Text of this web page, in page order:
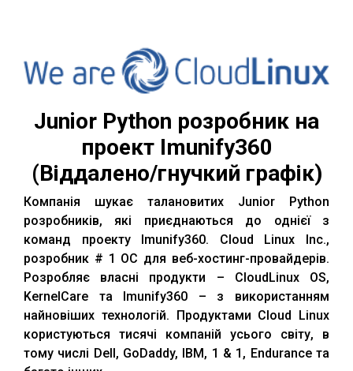
Junior Python розробник на
проект Imunify360
(Віддалено/гнучкий графік)
Компанія шукає талановитих Junior Python
розробників, які приєднаються до однієї з
команд проекту Imunify360. Cloud Linux Inc.,
розробник # 1 ОС для веб-хостинг-провайдерів.
Розробляє власні продукти – CloudLinux OS,
KernelCare та Imunify360 – з використанням
найновіших технологій. Продуктами Cloud Linux
користуються тисячі компаній усього світу, в
тому числі Dell, GoDaddy, IBM, 1 & 1, Endurance та